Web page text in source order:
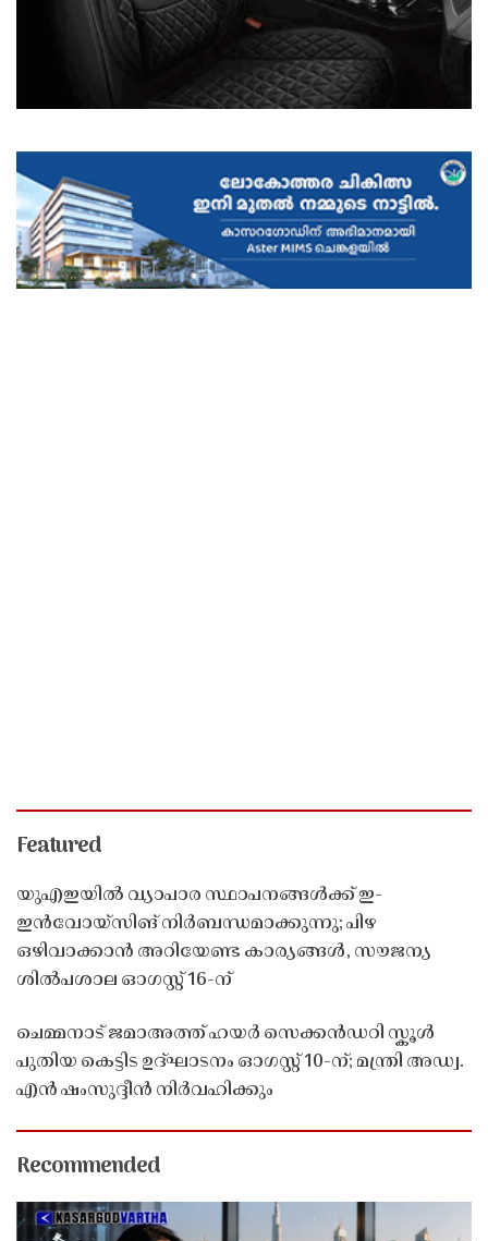
Featured
യുഎഇയിൽ വ്യാപാര സ്ഥാപനങ്ങൾക്ക് ഇ-
ഇൻവോയ്സിങ് നിർബന്ധമാക്കുന്നു; പിഴ
ഒഴിവാക്കാൻ അറിയേണ്ട കാര്യങ്ങൾ, സൗജന്യ
ശിൽപശാല ഓഗസ്റ്റ് 16-ന്
ചെമ്മനാട് ജമാഅത്ത് ഹയർ സെക്കൻഡറി സ്കൂൾ
പുതിയ കെട്ടിട ഉദ്ഘാടനം ഓഗസ്റ്റ് 10-ന്; മന്ത്രി അഡ്വ.
എൻ ഷംസുദ്ദീൻ നിർവഹിക്കും
Recommended